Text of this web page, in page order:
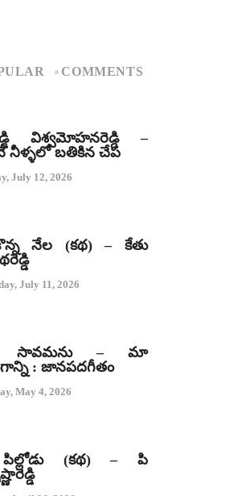
COMMENTS
విశ్వమోహనరెడ్డి –
నీళ్ళలో బతికిన చేప
July 12, 2026
నేల (కథ) – కేతు
July 11, 2026
సావమను – మా
: జానపదగీతం
May 4, 2026
(కథ) – పి